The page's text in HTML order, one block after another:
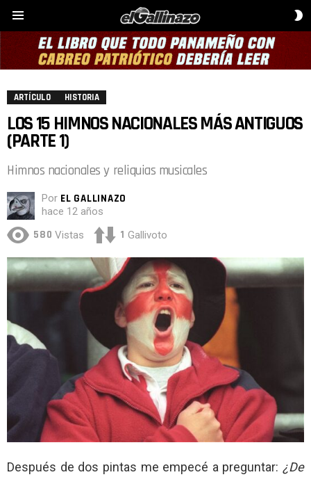
ARTÍCULO HISTORIA
LOS 15 HIMNOS NACIONALES MÁS ANTIGUOS
(PARTE 1)
Himnos nacionales y reliquias musicales
Por EL GALLINAZO
hace 12 años
580 Vistas 1 Gallivoto
Después de dos pintas me empecé a preguntar: ¿De